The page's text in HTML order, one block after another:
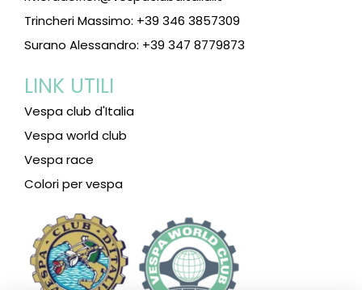
Trincheri Massimo: +39 346 3857309
Surano Alessandro: +39 347 8779873
LINK UTILI
Vespa club d'Italia
Vespa world club
Vespa race
Colori per vespa